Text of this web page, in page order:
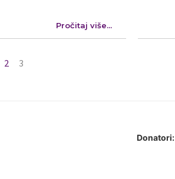
Pročitaj više...
2 3
Donatori: